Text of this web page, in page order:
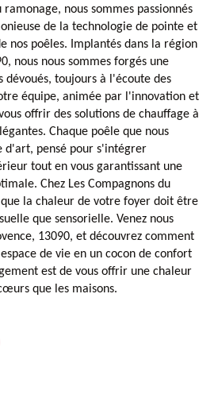
ramonage, nous sommes passionnés
de la technologie de pointe et
nos poêles. Implantés dans la région
nous nous sommes forgés une
dévoués, toujours à l'écoute des
équipe, animée par l'innovation et
offrir des solutions de chauffage à
Chaque poêle que nous
d'art, pensé pour s'intégrer
tout en vous garantissant une
Chez Les Compagnons du
la chaleur de votre foyer doit être
que sensorielle. Venez nous
13090, et découvrez comment
de vie en un cocon de confort
est de vous offrir une chaleur
que les maisons.